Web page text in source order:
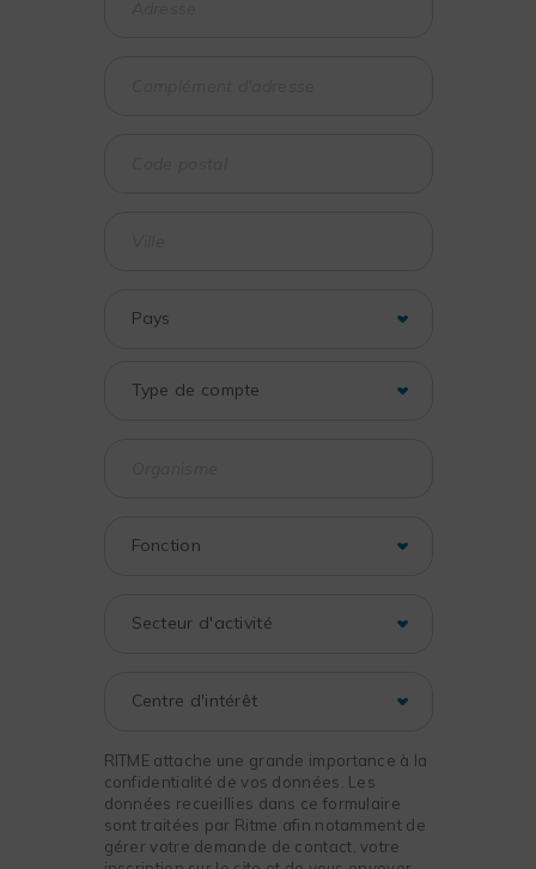
RITME attache une grande importance à la
confidentialité de vos données. Les
données recueillies dans ce formulaire
sont traitées par Ritme afin notamment de
gérer votre demande de contact, votre